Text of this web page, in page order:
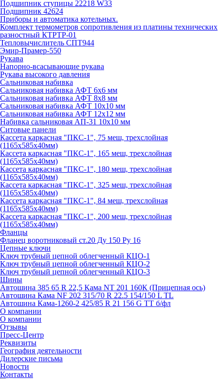
Подшипник ступицы 22218 W33
Подшипник 42624
Приборы и автоматика котельных.
Комплект термометров сопротивления из платины технических
разностный КТРТР-01
Тепловычислитель СПТ944
Эмир-Прамер-550
Рукава
Напорно-всасывающие рукава
Рукава высокого давления
Сальниковая набивка
Сальниковая набивка АФТ 6х6 мм
Сальниковая набивка АФТ 8х8 мм
Сальниковая набивка АФТ 10х10 мм
Сальниковая набивка АФТ 12х12 мм
Набивка сальниковая АП-31 10х10 мм
Ситовые панели
Кассета каркасная "ПКС-1", 75 меш, трехслойная
(1165х585х40мм)
Кассета каркасная "ПКС-1", 165 меш, трехслойная
(1165х585х40мм)
Кассета каркасная "ПКС-1", 180 меш, трехслойная
(1165х585х40мм)
Кассета каркасная "ПКС-1", 325 меш, трехслойная
(1165х585х40мм)
Кассета каркасная "ПКС-1", 84 меш, трехслойная
(1165х585х40мм)
Кассета каркасная "ПКС-1", 200 меш, трехслойная
(1165х585х40мм)
Фланцы
Фланец воротниковый ст.20 Ду 150 Ру 16
Цепные ключи
Ключ трубный цепной облегченный КЦО-1
Ключ трубный цепной облегченный КЦО-2
Ключ трубный цепной облегченный КЦО-3
Шины
Автошина 385 65 R 22,5 Кама NT 201 160К (Прицепная ось)
Автошина Кама NF 202 315/70 R 22.5 154/150 L TL
Автошина Кама-1260-2 425/85 R 21 156 G TT б/фл
О компании
О компании
Отзывы
Пресс-Центр
Реквизиты
География деятельности
Дилерские письма
Новости
Контакты